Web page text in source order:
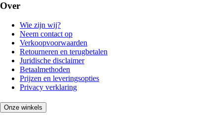
Over
Wie zijn wij?
Neem contact op
Verkoopvoorwaarden
Retourneren en terugbetalen
Juridische disclaimer
Betaalmethoden
Prijzen en leveringsopties
Privacy verklaring
Onze winkels